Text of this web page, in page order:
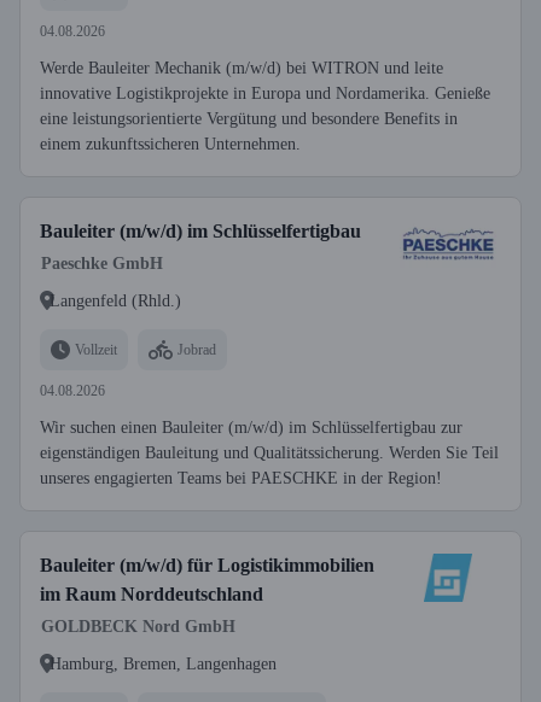
04.08.2026
Werde Bauleiter Mechanik (m/w/d) bei WITRON und leite
innovative Logistikprojekte in Europa und Nordamerika. Genieße
eine leistungsorientierte Vergütung und besondere Benefits in
einem zukunftssicheren Unternehmen.
Bauleiter (m/w/d) im Schlüsselfertigbau
Paeschke GmbH
Langenfeld (Rhld.)
Vollzeit Jobrad
04.08.2026
Wir suchen einen Bauleiter (m/w/d) im Schlüsselfertigbau zur
eigenständigen Bauleitung und Qualitätssicherung. Werden Sie Teil
unseres engagierten Teams bei PAESCHKE in der Region!
Bauleiter (m/w/d) für Logistikimmobilien
im Raum Norddeutschland
GOLDBECK Nord GmbH
Hamburg, Bremen, Langenhagen